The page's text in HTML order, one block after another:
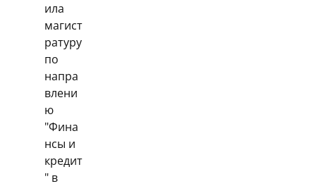
ила
магист
ратуру
по
напра
влени
ю
"Фина
нсы и
кредит
" в